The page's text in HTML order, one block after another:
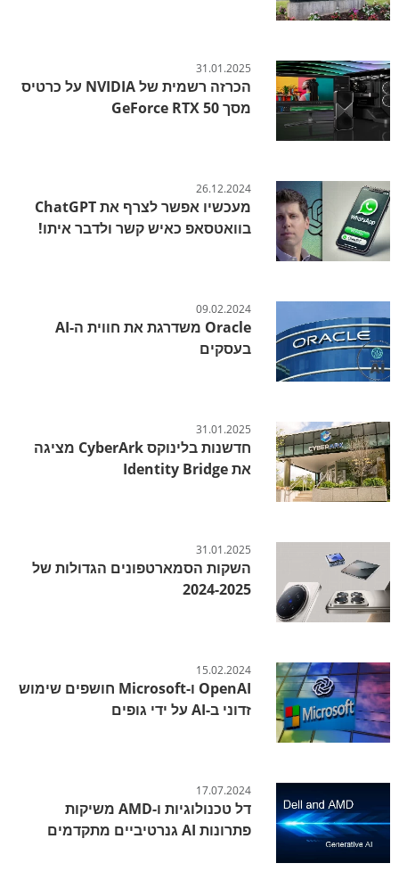
31.01.2025
הכרזה רשמית של NVIDIA על כרטיס
מסך GeForce RTX 50
26.12.2024
מעכשיו אפשר לצרף את ChatGPT
בוואטסאפ כאיש קשר ולדבר איתו!
09.02.2024
Oracle משדרגת את חווית ה-AI
בעסקים
31.01.2025
חדשנות בלינוקס CyberArk מציגה
את Identity Bridge
31.01.2025
השקות הסמארטפונים הגדולות של
2024-2025
15.02.2024
OpenAI ו-Microsoft חושפים שימוש
זדוני ב-AI על ידי גופים
17.07.2024
דל טכנולוגיות ו-AMD משיקות
פתרונות AI גנרטיביים מתקדמים